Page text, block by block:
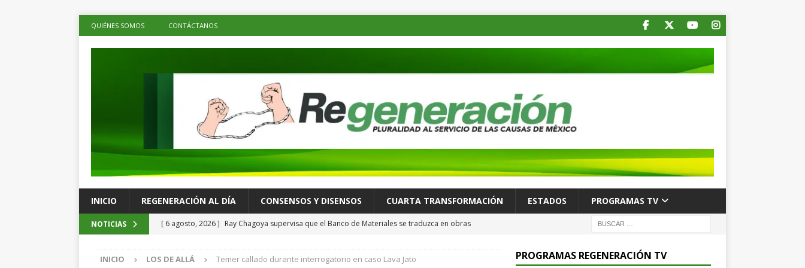
QUIÉNES SOMOS CONTÁCTANOS
INICIO REGENERACIÓN AL DÍA CONSENSOS Y DISENSOS CUARTA TRANSFORMACIÓN ESTADOS PROGRAMAS TV
NOTICIAS [ 6 agosto, 2026 ] Ray Chagoya supervisa que el Banco de Materiales se traduzca en obras
[ 6 agosto, 2026 ] Advierten posible desastre ambiental por derrame de petróleo de buque
INICIO LOS DE ALLÁ Temer callado durante interrogatorio en caso Lava Jato PROGRAMAS REGENERACIÓN TV